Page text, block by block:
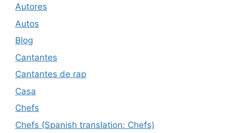
Autores
Autos
Blog
Cantantes
Cantantes de rap
Casa
Chefs
Chefs (Spanish translation: Chefs)